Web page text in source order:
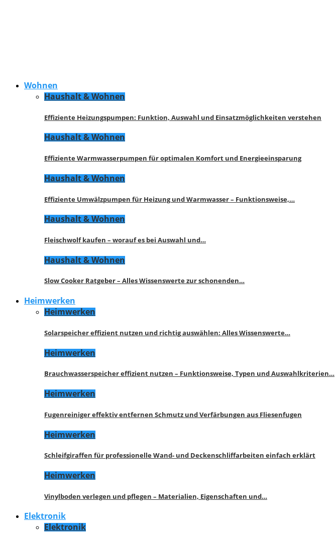
Wohnen
Haushalt & Wohnen
Effiziente Heizungspumpen: Funktion, Auswahl und Einsatzmöglichkeiten verstehen
Haushalt & Wohnen
Effiziente Warmwasserpumpen für optimalen Komfort und Energieeinsparung
Haushalt & Wohnen
Effiziente Umwälzpumpen für Heizung und Warmwasser – Funktionsweise,…
Haushalt & Wohnen
Fleischwolf kaufen – worauf es bei Auswahl und…
Haushalt & Wohnen
Slow Cooker Ratgeber – Alles Wissenswerte zur schonenden…
Heimwerken
Heimwerken
Solarspeicher effizient nutzen und richtig auswählen: Alles Wissenswerte…
Heimwerken
Brauchwasserspeicher effizient nutzen – Funktionsweise, Typen und Auswahlkriterien…
Heimwerken
Fugenreiniger effektiv entfernen Schmutz und Verfärbungen aus Fliesenfugen
Heimwerken
Schleifgiraffen für professionelle Wand- und Deckenschliffarbeiten einfach erklärt
Heimwerken
Vinylboden verlegen und pflegen – Materialien, Eigenschaften und…
Elektronik
Elektronik